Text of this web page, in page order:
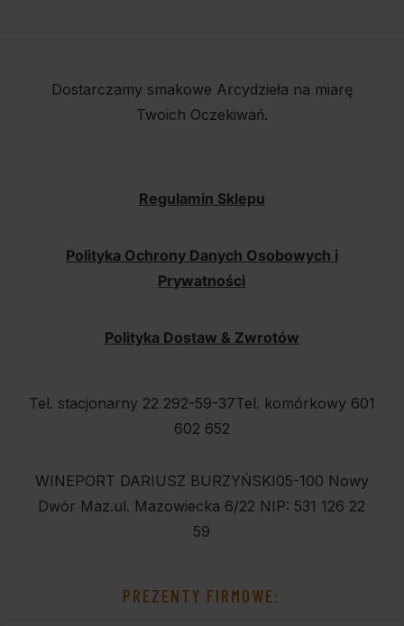
Dostarczamy smakowe Arcydzieła na miarę
Twoich Oczekiwań.
Regulamin Sklepu
Polityka Ochrony Danych Osobowych i
Prywatności
Polityka Dostaw & Zwrotów
Tel. stacjonarny 22 292-59-37Tel. komórkowy 601
602 652
WINEPORT DARIUSZ BURZYŃSKI05-100 Nowy
Dwór Maz.ul. Mazowiecka 6/22 NIP: 531 126 22
59
PREZENTY FIRMOWE: